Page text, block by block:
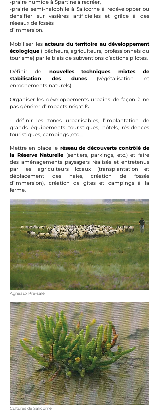
-praire humide à Spartine à recréer,
-prairie semi-halophile à Salicorne à redévelopper ou
densifier sur vasières artificielles et grâce à des
réseaux de fossés
d’immersion.
Mobiliser les acteurs du territoire au développement
écologique ( pêcheurs, agriculteurs, professionnels du
tourisme) par le biais de subventions d’actions pilotes.
Définir de nouvelles techniques mixtes de
stabilisation des dunes(végétalisation et
enrochements naturels).
Organiser les développements urbains de façon à ne
pas générer d’impacts négatifs:
- définir les zones urbanisables, l’implantation de
grands équipements touristiques, hôtels, résidences
touristiques, campings ,etc.…
Mettre en place le réseau de découverte contrôlé de
la Réserve Naturelle (sentiers, parkings, etc.) et faire
des aménagements paysagers réalisés et entretenus
par les agriculteurs locaux (transplantation et
déplacement des haies, création de fossés
d’immersion), création de gites et campings à la
ferme.
Agneaux Pré-salé
Cultures de Salicorne